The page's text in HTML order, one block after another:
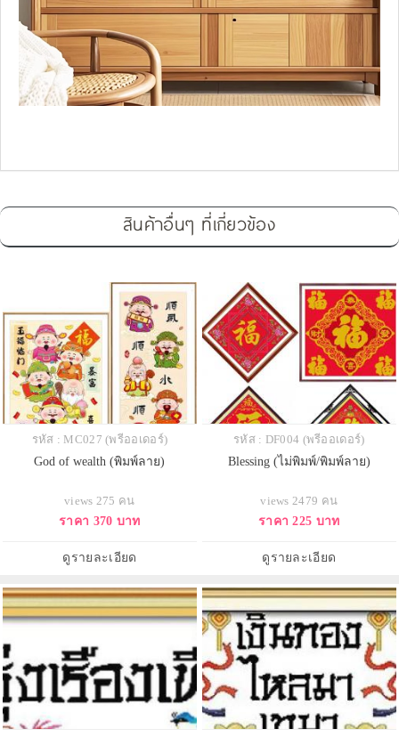
สินค้าอื่นๆ ที่เกี่ยวข้อง
รหัส : MC027 (พรีออเดอร์)
God of wealth (พิมพ์ลาย)
views 275 คน
ราคา 370 บาท
ดูรายละเอียด
รหัส : DF004 (พรีออเดอร์)
Blessing (ไม่พิมพ์/พิมพ์ลาย)
views 2479 คน
ราคา 225 บาท
ดูรายละเอียด